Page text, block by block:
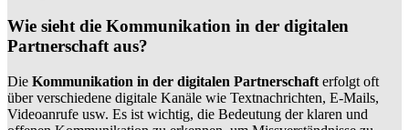
Wie sieht die Kommunikation in der digitalen
Partnerschaft aus?
Die Kommunikation in der digitalen Partnerschaft erfolgt oft
über verschiedene digitale Kanäle wie Textnachrichten, E-Mails,
Videoanrufe usw. Es ist wichtig, die Bedeutung der klaren und